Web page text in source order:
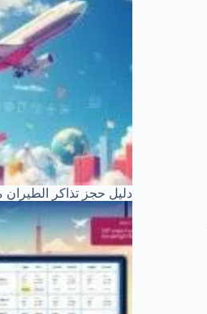
دليل حجز تذاكر